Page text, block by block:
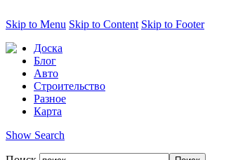
Skip to Menu Skip to Content Skip to Footer
Доска
Блог
Авто
Строительство
Разное
Карта
Show Search